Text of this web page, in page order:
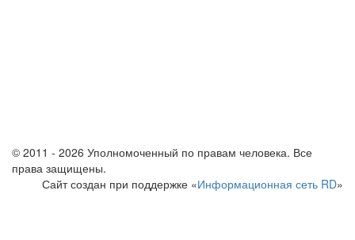
© 2011 - 2026 Уполномоченный по правам человека. Все
права защищены.
Сайт создан при поддержке «Информационная сеть RD»